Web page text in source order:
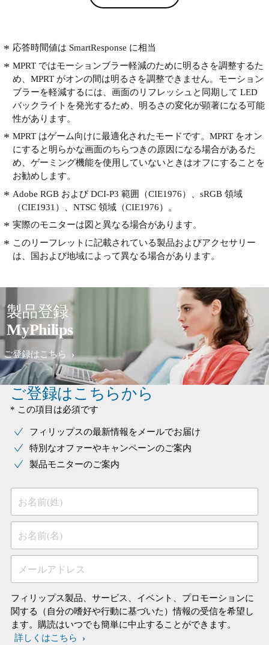
応答時間値は SmartResponse に相当
MPRT ではモーションブラー軽減のために明るさを調整するた
め、MPRT がオンの間は明るさを調整できません。モーション
ブラーを軽減するには、画面のリフレッシュと同期して LED
バックライトを発光するため、明るさの変化が顕著になる可能
性があります。
MPRT はゲーム向けに最適化されたモードです。MPRT をオン
にすると明らかな画面のちらつきの原因になる場合があるた
め、ゲーミング機能を使用していないときはオフにすることを
お勧めします。
Adobe RGB および DCI-P3 範囲（CIE1976）、sRGB 領域
（CIE1931）、NTSC 領域（CIE1976）。
実際のモニターは図と異なる場合があります。
このリーフレットに記載されている製品およびアクセサリー
は、国および地域によって異なる場合があります。
製品登録
MyPhilips
ご登録はこちら
ご登録はこちらから
* この項目は必須です
フィリップスの最新情報をメールでお届け
特別なオファーやキャンペーンのご案内
製品モニターのご案内
お名前(姓)
お名前(名)
メールアドレス
フィリップス製品、サービス、イベント、プロモーションに
関する（自分の嗜好や行動に基づいた）情報の受信を希望し
ます。購読はいつでも簡単に中止することができます。
詳しくはこちら